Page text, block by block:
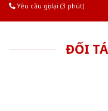
Yêu cầu gọi lại (3 phút)
ĐỐI